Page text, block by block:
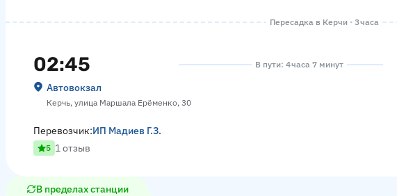
Пересадка в Керчи · 3 часа
02:45
Автовокзал
Керчь, улица Маршала Ерёменко, 30
В пути: 4 часа 7 минут
Перевозчик:ИП Мадиев Г.З.
5 1 отзыв
В пределах станции